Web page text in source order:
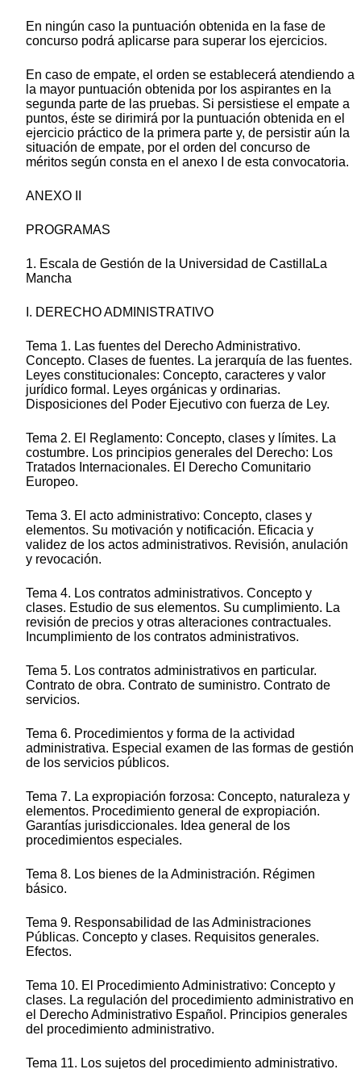
En ningún caso la puntuación obtenida en la fase de
concurso podrá aplicarse para superar los ejercicios.
En caso de empate, el orden se establecerá atendiendo a
la mayor puntuación obtenida por los aspirantes en la
segunda parte de las pruebas. Si persistiese el empate a
puntos, éste se dirimirá por la puntuación obtenida en el
ejercicio práctico de la primera parte y, de persistir aún la
situación de empate, por el orden del concurso de
méritos según consta en el anexo I de esta convocatoria.
ANEXO II
PROGRAMAS
1. Escala de Gestión de la Universidad de CastillaLa
Mancha
I. DERECHO ADMINISTRATIVO
Tema 1. Las fuentes del Derecho Administrativo.
Concepto. Clases de fuentes. La jerarquía de las fuentes.
Leyes constitucionales: Concepto, caracteres y valor
jurídico formal. Leyes orgánicas y ordinarias.
Disposiciones del Poder Ejecutivo con fuerza de Ley.
Tema 2. El Reglamento: Concepto, clases y límites. La
costumbre. Los principios generales del Derecho: Los
Tratados Internacionales. El Derecho Comunitario
Europeo.
Tema 3. El acto administrativo: Concepto, clases y
elementos. Su motivación y notificación. Eficacia y
validez de los actos administrativos. Revisión, anulación
y revocación.
Tema 4. Los contratos administrativos. Concepto y
clases. Estudio de sus elementos. Su cumplimiento. La
revisión de precios y otras alteraciones contractuales.
Incumplimiento de los contratos administrativos.
Tema 5. Los contratos administrativos en particular.
Contrato de obra. Contrato de suministro. Contrato de
servicios.
Tema 6. Procedimientos y forma de la actividad
administrativa. Especial examen de las formas de gestión
de los servicios públicos.
Tema 7. La expropiación forzosa: Concepto, naturaleza y
elementos. Procedimiento general de expropiación.
Garantías jurisdiccionales. Idea general de los
procedimientos especiales.
Tema 8. Los bienes de la Administración. Régimen
básico.
Tema 9. Responsabilidad de las Administraciones
Públicas. Concepto y clases. Requisitos generales.
Efectos.
Tema 10. El Procedimiento Administrativo: Concepto y
clases. La regulación del procedimiento administrativo en
el Derecho Administrativo Español. Principios generales
del procedimiento administrativo.
Tema 11. Los sujetos del procedimiento administrativo.